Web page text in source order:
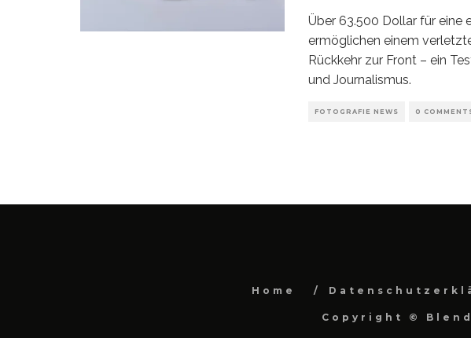
Über 63.500 Dollar für eine
ermöglichen einem
Rückkehr zur Front – ein
und Journalismus.
FOTOGRAFIE NEWS 0
Home
Copyright ©